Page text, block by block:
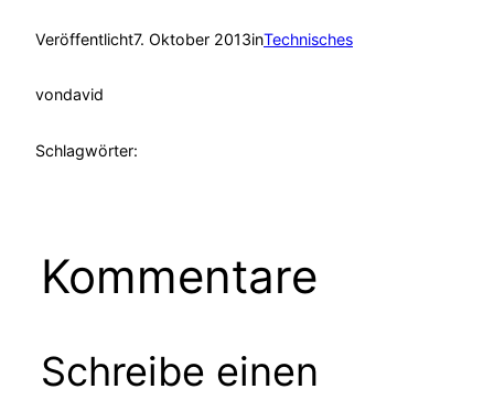
Veröffentlicht7. Oktober 2013inTechnisches
vondavid
Schlagwörter:
Kommentare
Schreibe einen